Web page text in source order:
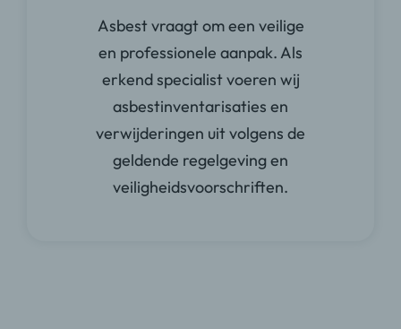
Asbest vraagt om een veilige
en professionele aanpak. Als
erkend specialist voeren wij
asbestinventarisaties en
verwijderingen uit volgens de
geldende regelgeving en
veiligheidsvoorschriften.